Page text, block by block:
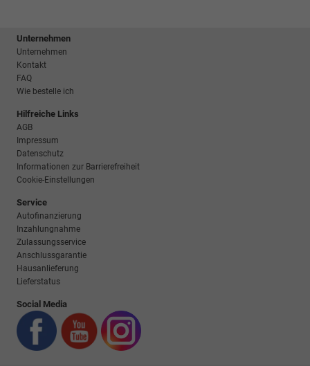
Unternehmen
Unternehmen
Kontakt
FAQ
Wie bestelle ich
Hilfreiche Links
AGB
Impressum
Datenschutz
Informationen zur Barrierefreiheit
Cookie-Einstellungen
Service
Autofinanzierung
Inzahlungnahme
Zulassungsservice
Anschlussgarantie
Hausanlieferung
Lieferstatus
Social Media